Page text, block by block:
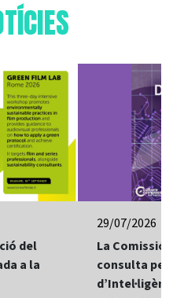
del
a la
29/07/2026
La Comissió
consulta